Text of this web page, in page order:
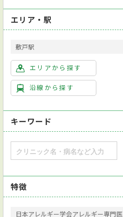
エリア・駅
敷戸駅
エリアから探す
沿線から探す
キーワード
特徴
日本アレルギー学会アレルギー専門医